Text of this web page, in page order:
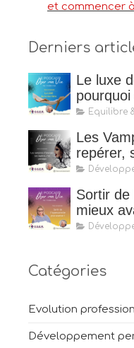
et commencer
Derniers
Le luxe
Equilibre
Les
repérer,
Sortir de
mieux
Catégories
Evolution
Développement